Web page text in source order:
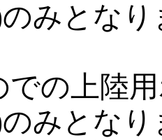
のみとな
での上陸
のみとな